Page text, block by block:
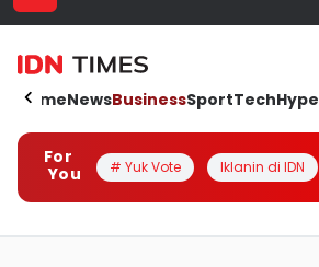
HomeNewsBusinessSportTechHype
For
You
# Yuk Vote Iklanin di IDN